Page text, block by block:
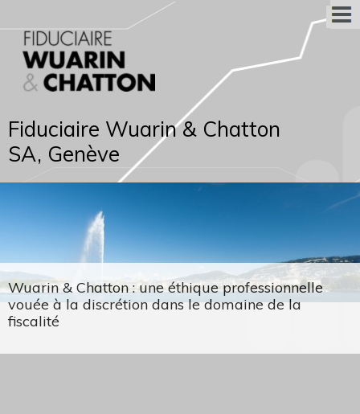
Fiduciaire Wuarin & Chatton
SA, Genève
Wuarin & Chatton : une éthique professionnelle
vouée à la discrétion dans le domaine de la
fiscalité